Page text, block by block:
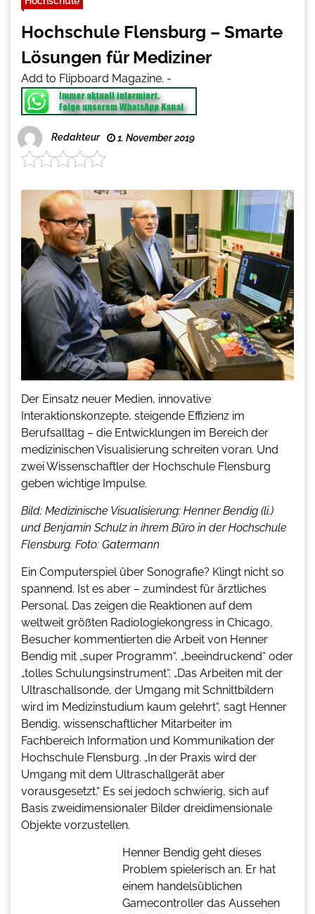
Hochschule Flensburg – Smarte
Lösungen für Mediziner
Add to Flipboard Magazine. -
Redakteur 1. November 2019
Der Einsatz neuer Medien, innovative
Interaktionskonzepte, steigende Effizienz im
Berufsalltag – die Entwicklungen im Bereich der
medizinischen Visualisierung schreiten voran. Und
zwei Wissenschaftler der Hochschule Flensburg
geben wichtige Impulse.
Bild: Medizinische Visualisierung: Henner Bendig (li.)
und Benjamin Schulz in ihrem Büro in der Hochschule
Flensburg. Foto: Gatermann
Ein Computerspiel über Sonografie? Klingt nicht so
spannend. Ist es aber – zumindest für ärztliches
Personal. Das zeigen die Reaktionen auf dem
weltweit größten Radiologiekongress in Chicago.
Besucher kommentierten die Arbeit von Henner
Bendig mit „super Programm“, „beeindruckend“ oder
„tolles Schulungsinstrument“. „Das Arbeiten mit der
Ultraschallsonde, der Umgang mit Schnittbildern
wird im Medizinstudium kaum gelehrt“, sagt Henner
Bendig, wissenschaftlicher Mitarbeiter im
Fachbereich Information und Kommunikation der
Hochschule Flensburg. „In der Praxis wird der
Umgang mit dem Ultraschallgerät aber
vorausgesetzt.“ Es sei jedoch schwierig, sich auf
Basis zweidimensionaler Bilder dreidimensionale
Objekte vorzustellen.
Henner Bendig geht dieses
Problem spielerisch an. Er hat
einem handelsüblichen
Gamecontroller das Aussehen